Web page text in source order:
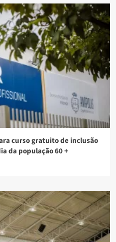
curso gratuito de inclusão
da população 60 +